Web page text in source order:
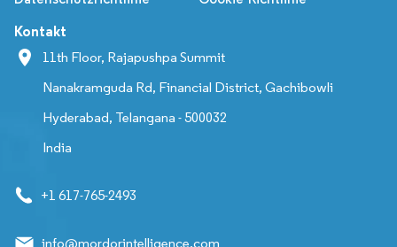
Kontakt
11th Floor, Rajapushpa Summit
Nanakramguda Rd, Financial District, Gachibowli
Hyderabad, Telangana - 500032
India
+1 617-765-2493
info@mordorintelligence.com